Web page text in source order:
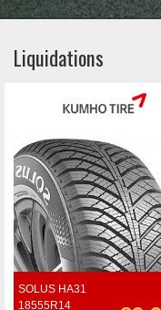
Liquidations
SOLUS HA31
18555R14